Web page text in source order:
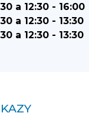
a 12:30 - 16:00
a 12:30 - 13:30
a 12:30 - 13:30